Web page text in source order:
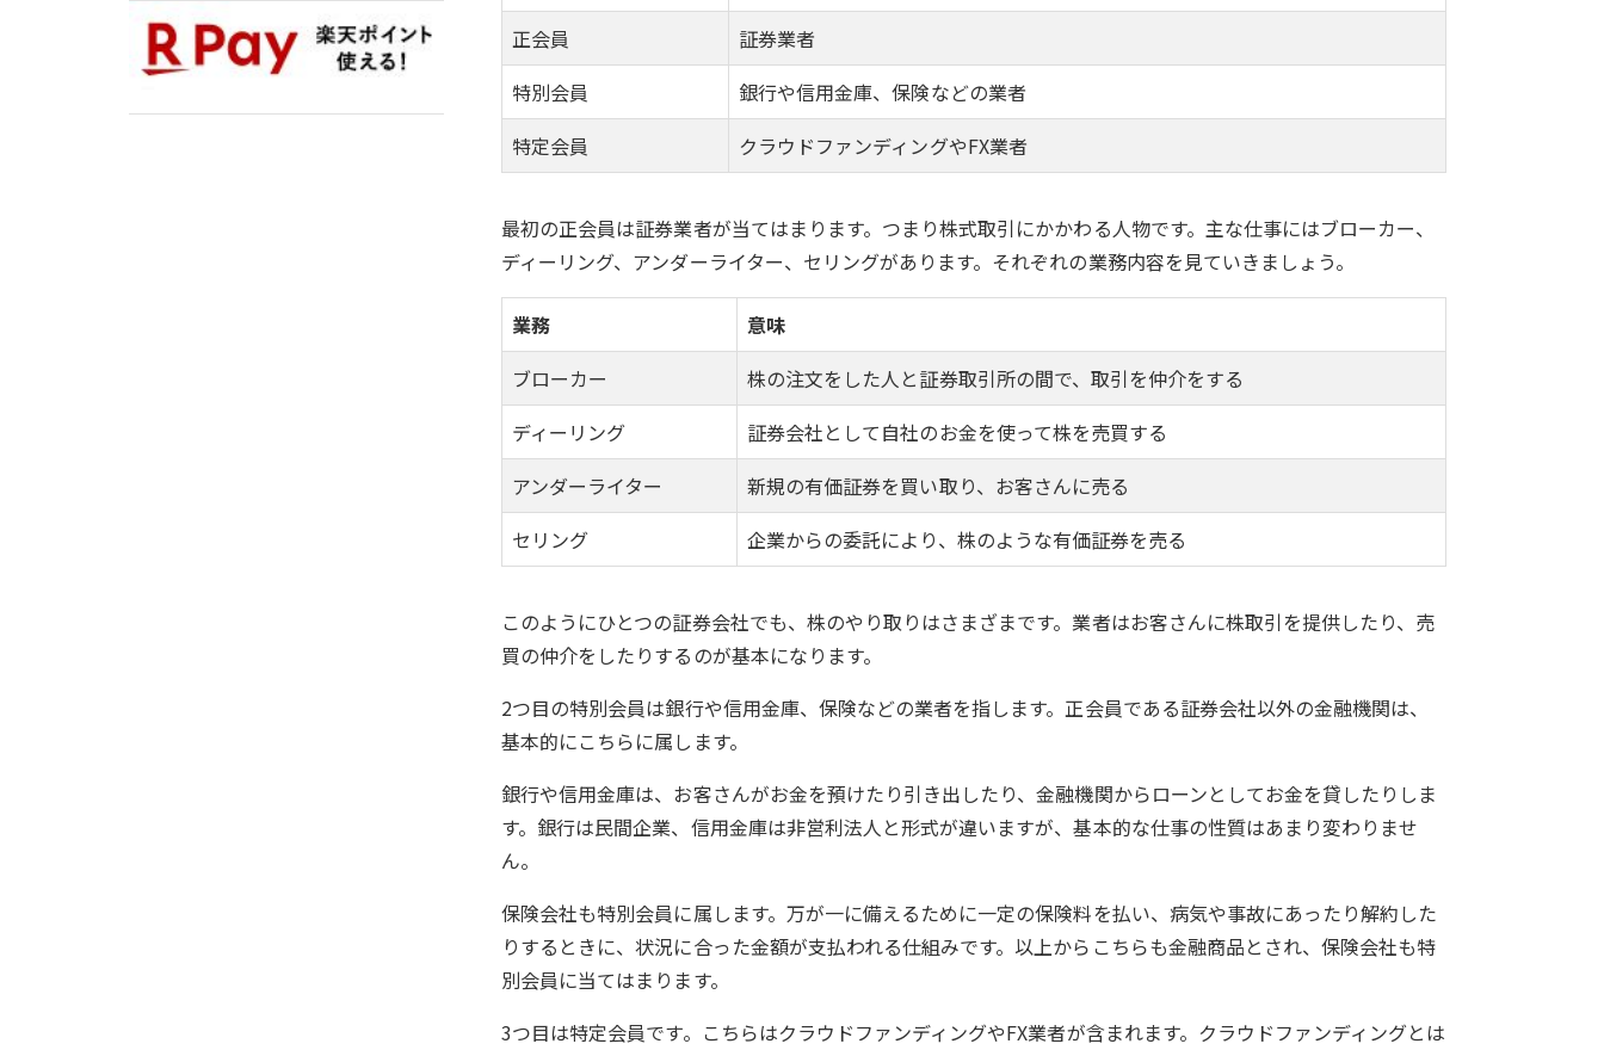
正会員
証券業者
特別会員
銀行や信用金庫、保険などの業者
特定会員
クラウドファンディングやFX業者
最初の正会員は証券業者が当てはまります。つまり株式取引にかかわる人物です。主な仕事にはブローカー、
ディーリング、アンダーライター、セリングがあります。それぞれの業務内容を見ていきましょう。
業務
意味
ブローカー
株の注文をした人と証券取引所の間で、取引を仲介をする
ディーリング
証券会社として自社のお金を使って株を売買する
アンダーライター
新規の有価証券を買い取り、お客さんに売る
セリング
企業からの委託により、株のような有価証券を売る
このようにひとつの証券会社でも、株のやり取りはさまざまです。業者はお客さんに株取引を提供したり、売
買の仲介をしたりするのが基本になります。
2つ目の特別会員は銀行や信用金庫、保険などの業者を指します。正会員である証券会社以外の金融機関は、
基本的にこちらに属します。
銀行や信用金庫は、お客さんがお金を預けたり引き出したり、金融機関からローンとしてお金を貸したりしま
す。銀行は民間企業、信用金庫は非営利法人と形式が違いますが、基本的な仕事の性質はあまり変わりませ
ん。
保険会社も特別会員に属します。万が一に備えるために一定の保険料を払い、病気や事故にあったり解約した
りするときに、状況に合った金額が支払われる仕組みです。以上からこちらも金融商品とされ、保険会社も特
別会員に当てはまります。
3つ目は特定会員です。こちらはクラウドファンディングやFX業者が含まれます。クラウドファンディングとは